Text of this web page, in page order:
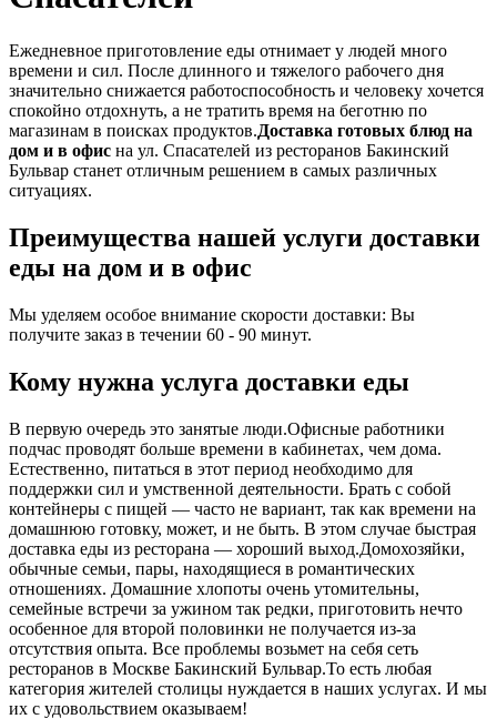
Ежедневное приготовление еды отнимает у людей много
времени и сил. После длинного и тяжелого рабочего дня
значительно снижается работоспособность и человеку хочется
спокойно отдохнуть, а не тратить время на беготню по
магазинам в поисках продуктов.Доставка готовых блюд на
дом и в офис на ул. Спасателей из ресторанов Бакинский
Бульвар станет отличным решением в самых различных
ситуациях.
Преимущества нашей услуги доставки
еды на дом и в офис
Мы уделяем особое внимание скорости доставки: Вы
получите заказ в течении 60 - 90 минут.
Кому нужна услуга доставки еды
В первую очередь это занятые люди.Офисные работники
подчас проводят больше времени в кабинетах, чем дома.
Естественно, питаться в этот период необходимо для
поддержки сил и умственной деятельности. Брать с собой
контейнеры с пищей ― часто не вариант, так как времени на
домашнюю готовку, может, и не быть. В этом случае быстрая
доставка еды из ресторана ― хороший выход.Домохозяйки,
обычные семьи, пары, находящиеся в романтических
отношениях. Домашние хлопоты очень утомительны,
семейные встречи за ужином так редки, приготовить нечто
особенное для второй половинки не получается из-за
отсутствия опыта. Все проблемы возьмет на себя сеть
ресторанов в Москве Бакинский Бульвар.То есть любая
категория жителей столицы нуждается в наших услугах. И мы
их с удовольствием оказываем!